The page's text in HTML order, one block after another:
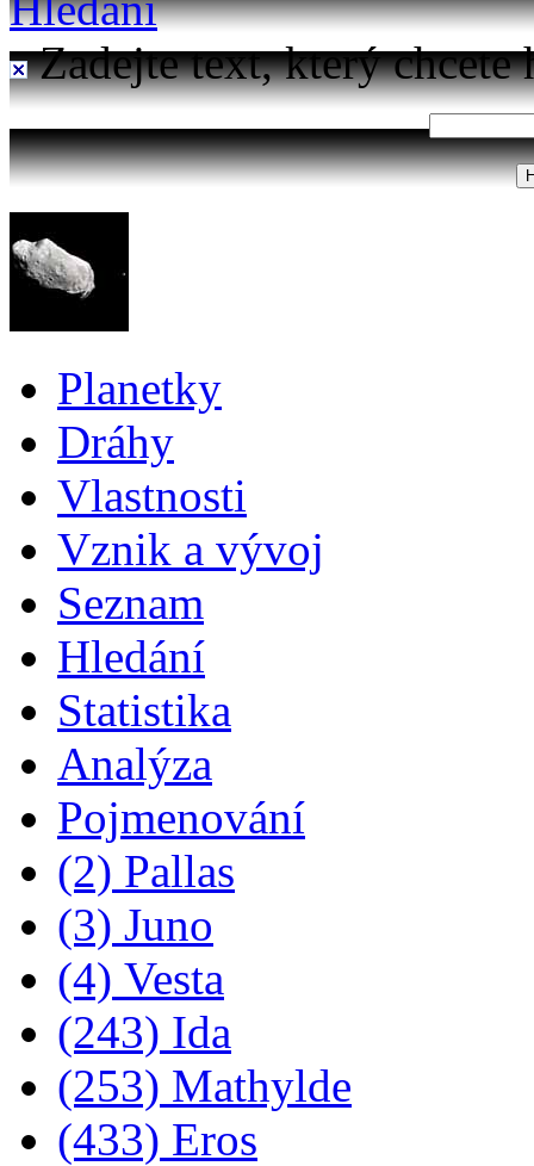
Zadejte text, který chcete
Planetky
Dráhy
Vlastnosti
Vznik a vývoj
Seznam
Hledání
Statistika
Analýza
Pojmenování
(2) Pallas
(3) Juno
(4) Vesta
(243) Ida
(253) Mathylde
(433) Eros